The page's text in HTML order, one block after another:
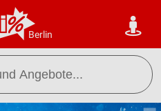
Berlin